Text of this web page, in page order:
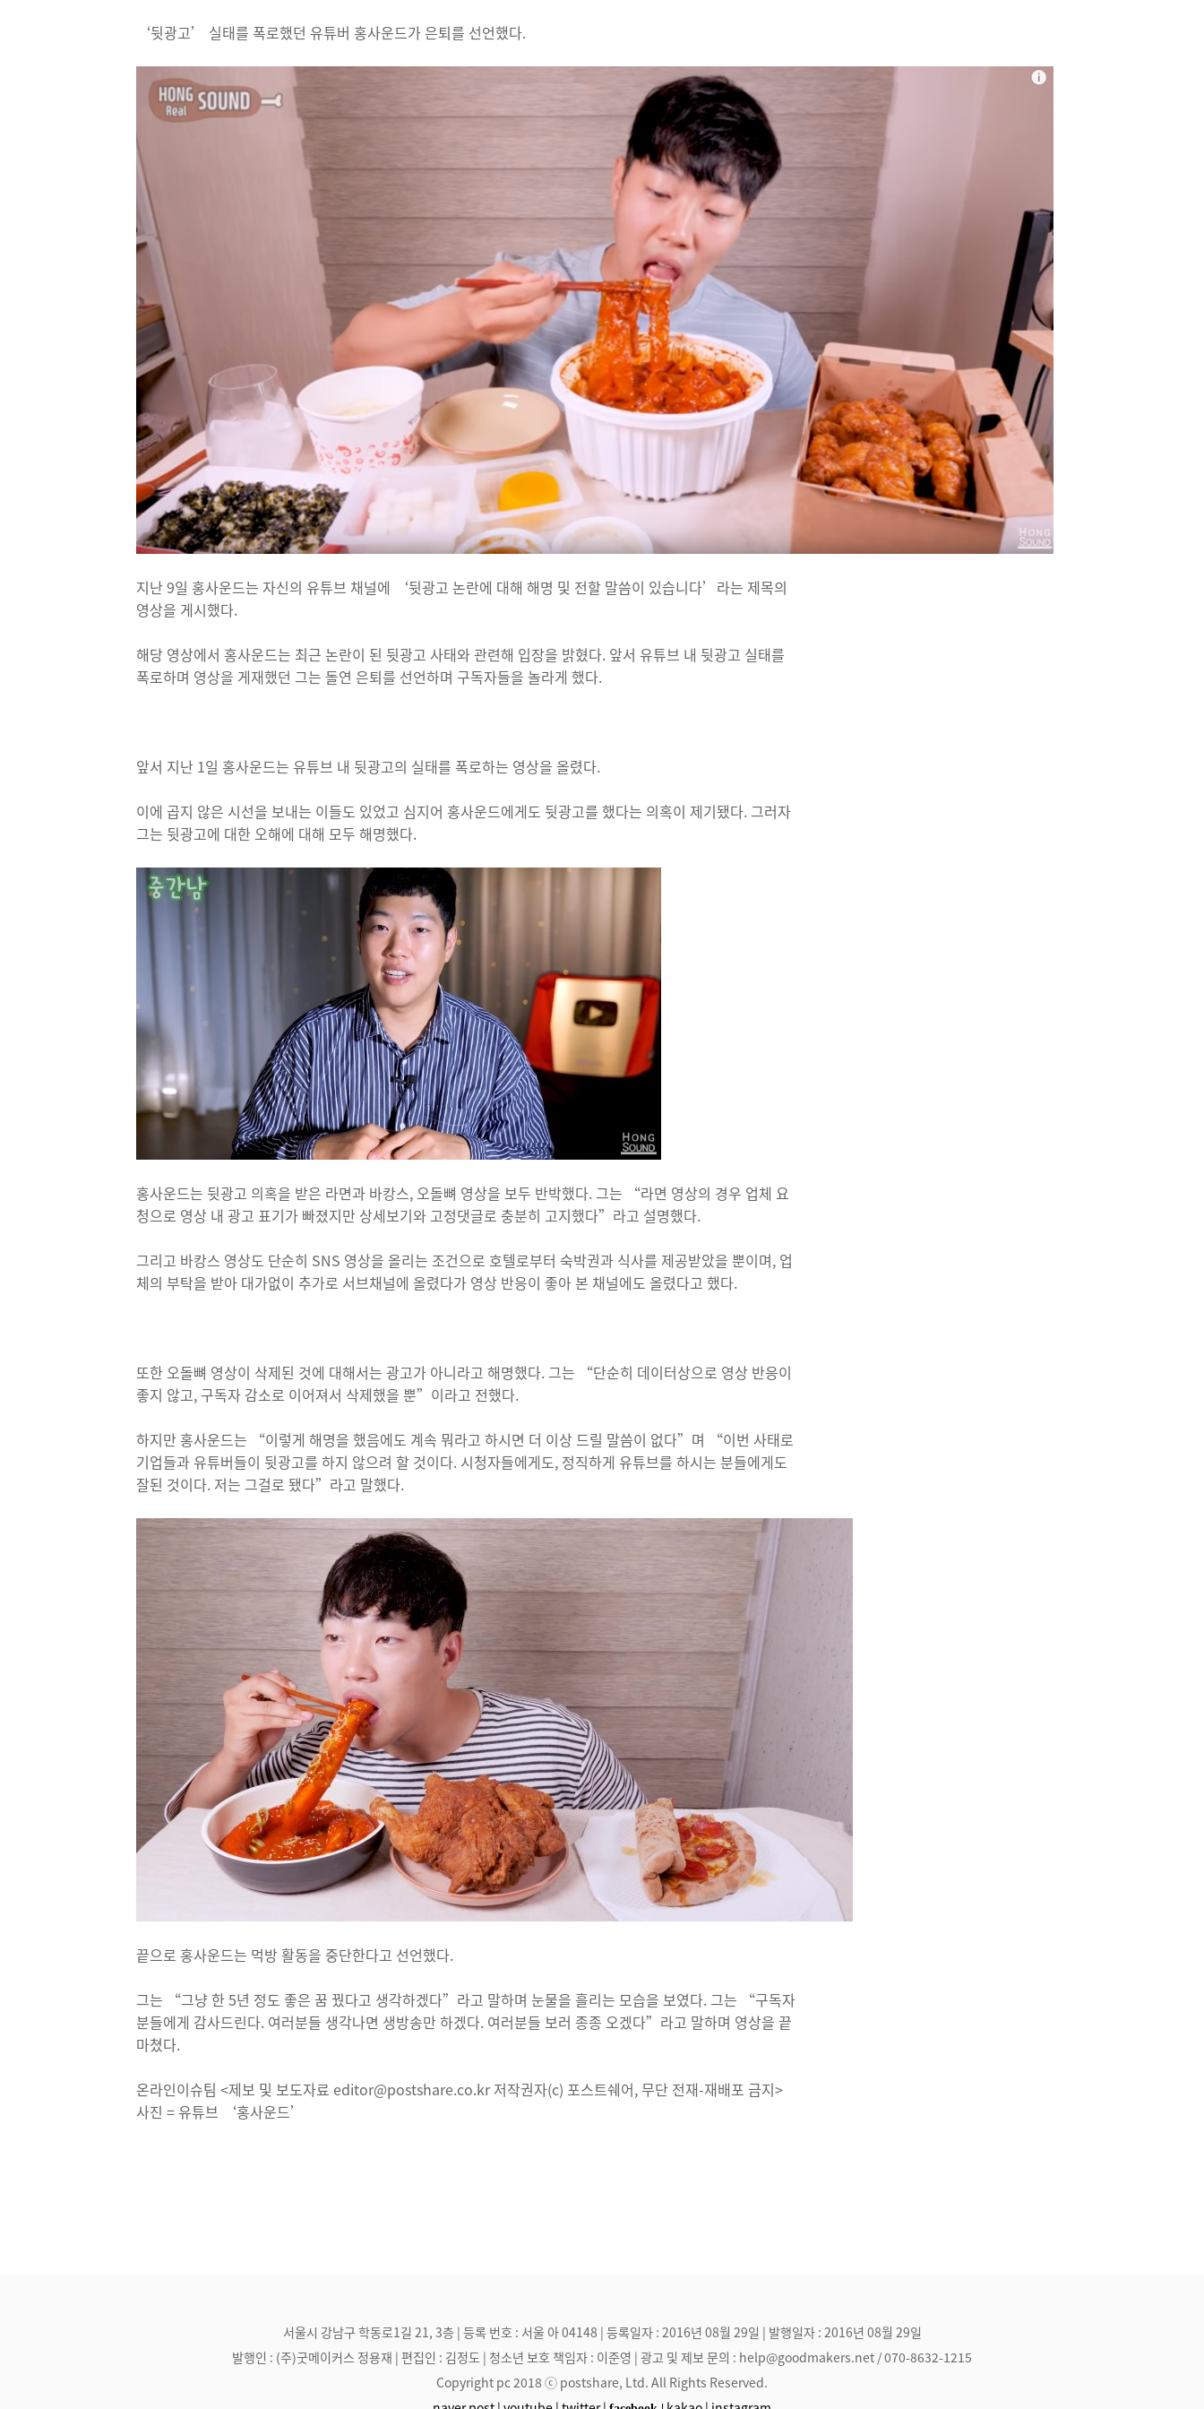
‘뒷광고’ 실태를 폭로했던 유튜버 홍사운드가 은퇴를 선언했다.
지난 9일 홍사운드는 자신의 유튜브 채널에 ‘뒷광고 논란에 대해 해명 및 전할 말씀이 있습니다’라는 제목의
영상을 게시했다.
해당 영상에서 홍사운드는 최근 논란이 된 뒷광고 사태와 관련해 입장을 밝혔다. 앞서 유튜브 내 뒷광고 실태를
폭로하며 영상을 게재했던 그는 돌연 은퇴를 선언하며 구독자들을 놀라게 했다.
앞서 지난 1일 홍사운드는 유튜브 내 뒷광고의 실태를 폭로하는 영상을 올렸다.
이에 곱지 않은 시선을 보내는 이들도 있었고 심지어 홍사운드에게도 뒷광고를 했다는 의혹이 제기됐다. 그러자
그는 뒷광고에 대한 오해에 대해 모두 해명했다.
홍사운드는 뒷광고 의혹을 받은 라면과 바캉스, 오돌뼈 영상을 보두 반박했다. 그는 “라면 영상의 경우 업체 요
청으로 영상 내 광고 표기가 빠졌지만 상세보기와 고정댓글로 충분히 고지했다”라고 설명했다.
그리고 바캉스 영상도 단순히 SNS 영상을 올리는 조건으로 호텔로부터 숙박권과 식사를 제공받았을 뿐이며, 업
체의 부탁을 받아 대가없이 추가로 서브채널에 올렸다가 영상 반응이 좋아 본 채널에도 올렸다고 했다.
또한 오돌뼈 영상이 삭제된 것에 대해서는 광고가 아니라고 해명했다. 그는 “단순히 데이터상으로 영상 반응이
좋지 않고, 구독자 감소로 이어져서 삭제했을 뿐”이라고 전했다.
하지만 홍사운드는 “이렇게 해명을 했음에도 계속 뭐라고 하시면 더 이상 드릴 말씀이 없다”며 “이번 사태로
기업들과 유튜버들이 뒷광고를 하지 않으려 할 것이다. 시청자들에게도, 정직하게 유튜브를 하시는 분들에게도
잘된 것이다. 저는 그걸로 됐다”라고 말했다.
끝으로 홍사운드는 먹방 활동을 중단한다고 선언했다.
그는 “그냥 한 5년 정도 좋은 꿈 꿨다고 생각하겠다”라고 말하며 눈물을 흘리는 모습을 보였다. 그는 “구독자
분들에게 감사드린다. 여러분들 생각나면 생방송만 하겠다. 여러분들 보러 종종 오겠다”라고 말하며 영상을 끝
마쳤다.
온라인이슈팀 <제보 및 보도자료 editor@postshare.co.kr 저작권자(c) 포스트쉐어, 무단 전재-재배포 금지>
사진 = 유튜브 ‘홍사운드’
서울시 강남구 학동로1길 21, 3층 | 등록 번호 : 서울 아 04148 | 등록일자 : 2016년 08월 29일 | 발행일자 : 2016년 08월 29일
발행인 : (주)굿메이커스 정용재 | 편집인 : 김정도 | 청소년 보호 책임자 : 이준영 | 광고 및 제보 문의 : help@goodmakers.net / 070-8632-1215
Copyright pc 2018 ⓒ postshare, Ltd. All Rights Reserved.